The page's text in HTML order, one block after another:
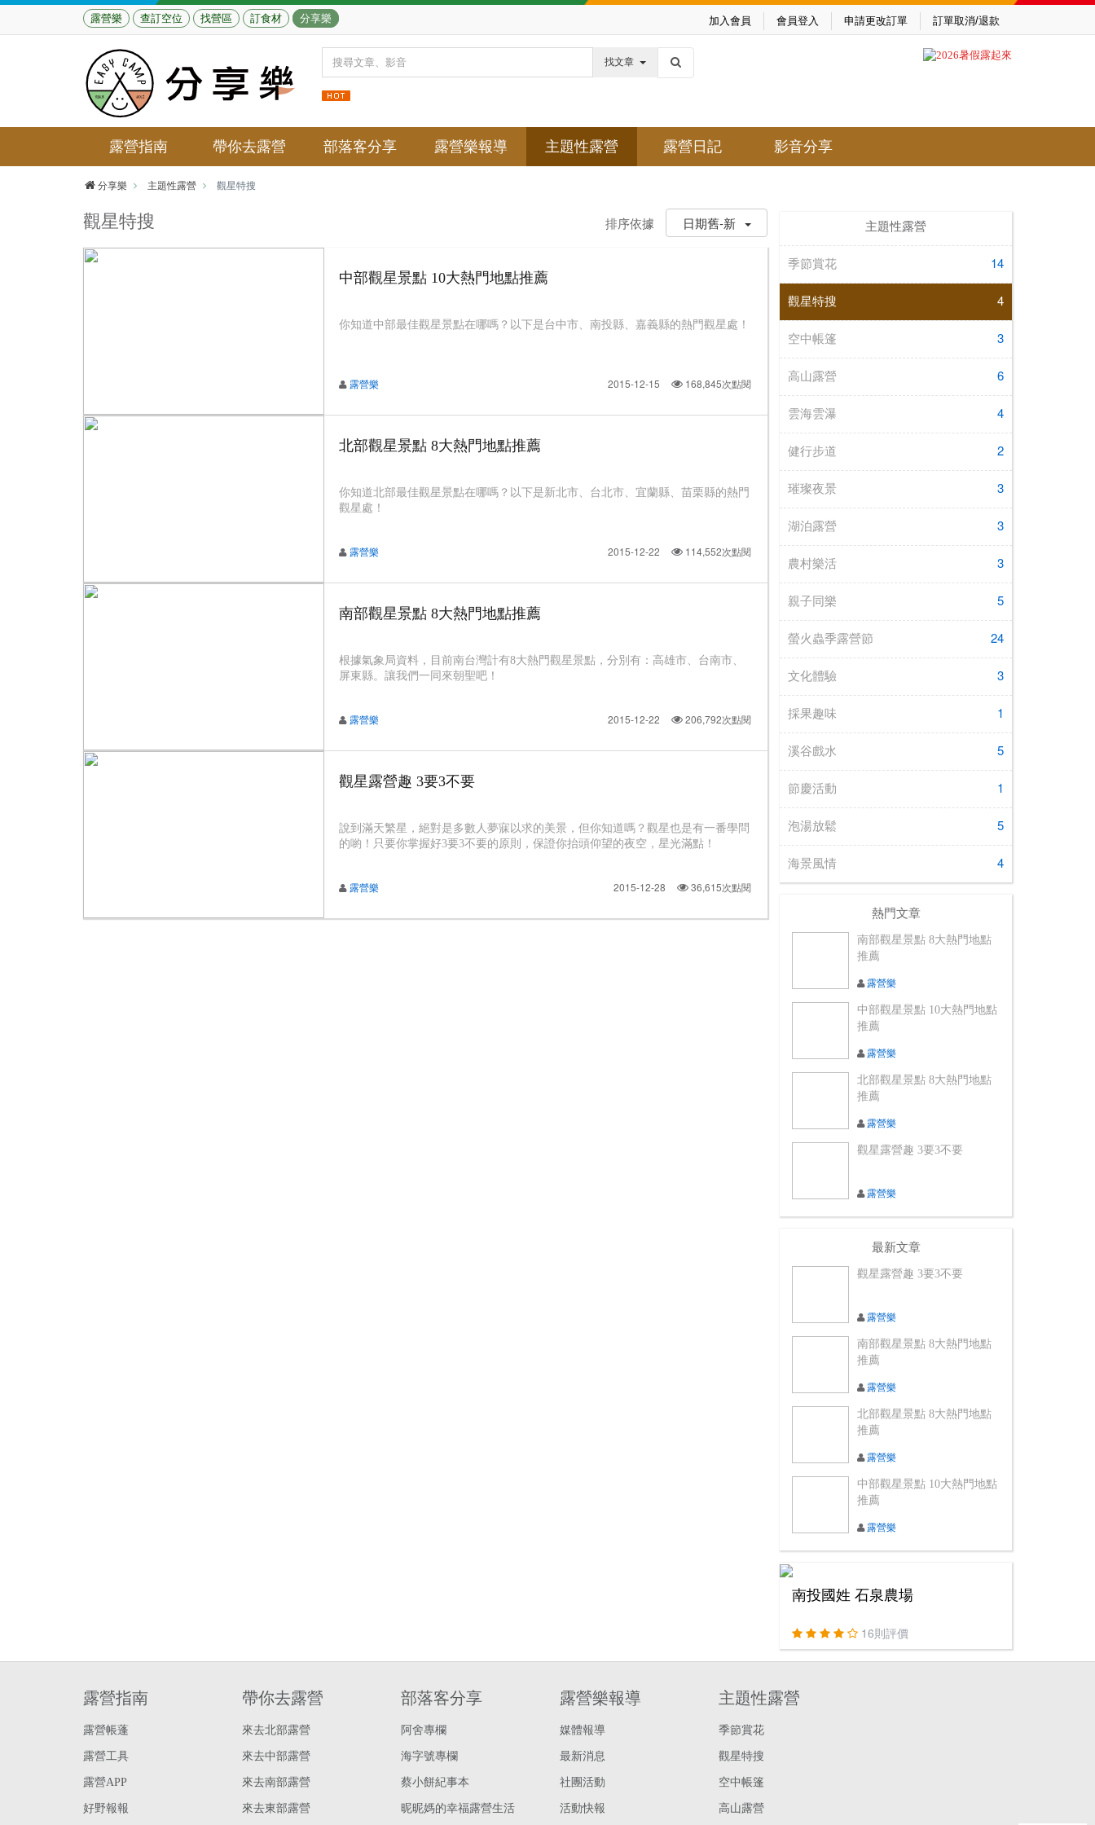
露營樂 查訂空位 找營區 訂食材 分享樂 加入會員 會員登入 申請更改訂單 訂單取消/退款
找文章
露營指南 帶你去露營 部落客分享 露營樂報導 主題性露營 露營日記 影音分享
分享樂 主題性露營 觀星特搜
觀星特搜 日期舊-新
排序依據
中部觀星景點 10大熱門地點推薦
你知道中部最佳觀星景點在哪嗎？以下是台中市、南投縣、嘉義縣的熱門觀星處！
露營樂 2015-12-15 168,845次點閱
北部觀星景點 8大熱門地點推薦
你知道北部最佳觀星景點在哪嗎？以下是新北市、台北市、宜蘭縣、苗栗縣的熱門
觀星處！
露營樂 2015-12-22 114,552次點閱
南部觀星景點 8大熱門地點推薦
根據氣象局資料，目前南台灣計有8大熱門觀星景點，分別有：高雄市、台南市、
屏東縣。讓我們一同來朝聖吧！
露營樂 2015-12-22 206,792次點閱
觀星露營趣 3要3不要
說到滿天繁星，絕對是多數人夢寐以求的美景，但你知道嗎？觀星也是有一番學問
的喲！只要你掌握好3要3不要的原則，保證你抬頭仰望的夜空，星光滿點！
露營樂 2015-12-28 36,615次點閱
主題性露營
季節賞花 14
觀星特搜 4
空中帳篷 3
高山露營 6
雲海雲瀑 4
健行步道 2
璀璨夜景 3
湖泊露營 3
農村樂活 3
親子同樂 5
螢火蟲季露營節 24
文化體驗 3
採果趣味 1
溪谷戲水 5
節慶活動 1
泡湯放鬆 5
海景風情 4
熱門文章
南部觀星景點 8大熱門地點
推薦
露營樂
中部觀星景點 10大熱門地點
推薦
露營樂
北部觀星景點 8大熱門地點
推薦
露營樂
觀星露營趣 3要3不要
露營樂
最新文章
觀星露營趣 3要3不要
露營樂
南部觀星景點 8大熱門地點
推薦
露營樂
北部觀星景點 8大熱門地點
推薦
露營樂
中部觀星景點 10大熱門地點
推薦
露營樂
南投國姓 石泉農場
16則評價
露營指南
露營帳蓬
露營工具
露營APP
好野報報
帶你去露營
來去北部露營
來去中部露營
來去南部露營
來去東部露營
部落客分享
阿舍專欄
海字號專欄
蔡小餅紀事本
昵昵媽的幸福露營生活
露營樂報導
媒體報導
最新消息
社團活動
活動快報
主題性露營
季節賞花
觀星特搜
空中帳篷
高山露營